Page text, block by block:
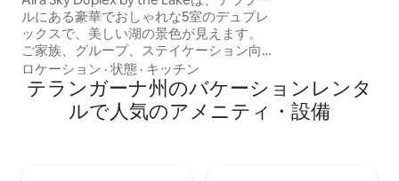
ルにある豪華でおしゃれな5室のデュプレ
ックスで、美しい湖の景色が見えます。
ご家族、グループ、ステイケーション向
けに設計されています。この宿泊先に
は、広々としたリビングエリア、快適な
ベッド4台、プライベートサウナ、プレイ
ステーション、屋内ゲーム、お子様用プ
ロケーション · 状態 · キッチン
テランガーナ州のバケーションレンタ
ルで人気のアメニティ・設備